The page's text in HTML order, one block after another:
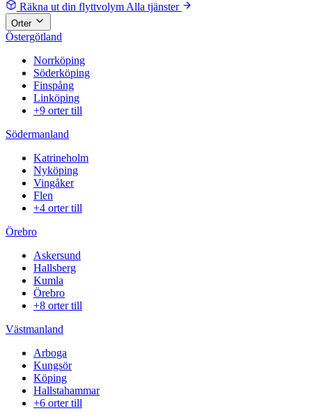
Räkna ut din flyttvolym Alla tjänster
Orter
Östergötland
Norrköping
Söderköping
Finspång
Linköping
+9 orter till
Södermanland
Katrineholm
Nyköping
Vingåker
Flen
+4 orter till
Örebro
Askersund
Hallsberg
Kumla
Örebro
+8 orter till
Västmanland
Arboga
Kungsör
Köping
Hallstahammar
+6 orter till